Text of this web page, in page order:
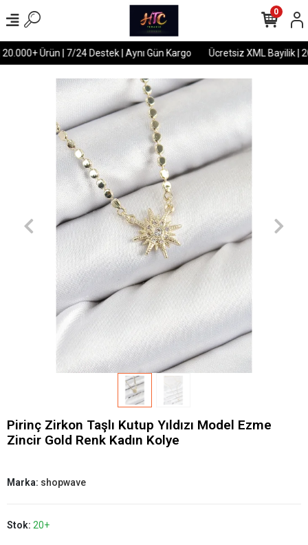
Ürün | 7/24 Destek | Aynı Gün Kargo Ücretsiz XML Bayilik |
0
Pirinç Zirkon Taşlı Kutup Yıldızı Model Ezme
Zincir Gold Renk Kadın Kolye
Marka: shopwave
Stok: 20+